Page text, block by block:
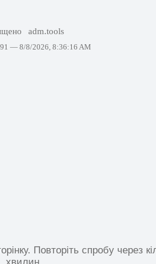
adm.tools
— 8/8/2026, 8:36:16 AM
Повторіть спробу через